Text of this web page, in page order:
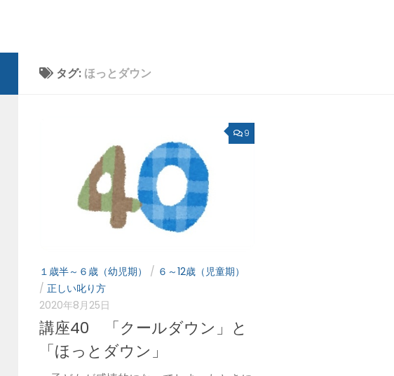
タグ: ほっとダウン
9
１歳半～６歳（幼児期） / ６～12歳（児童期）
/ 正しい叱り方
2020年8月25日
講座40 「クールダウン」と
「ほっとダウン」